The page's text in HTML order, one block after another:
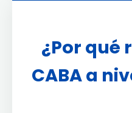
¿Por qué
CABA a